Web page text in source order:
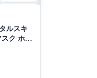
ルスキ
ク ホワ
修者 シ